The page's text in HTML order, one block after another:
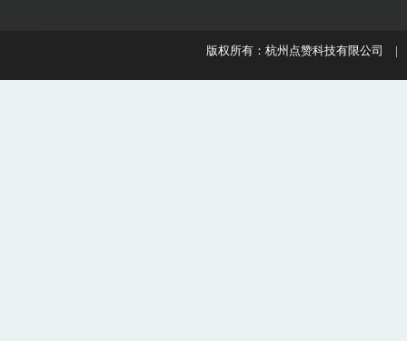
版权所有：杭州点赞科技有限公司